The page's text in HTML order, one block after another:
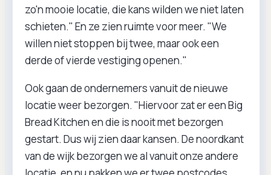
zo'n mooie locatie, die kans wilden we niet laten
schieten." En ze zien ruimte voor meer. "We
willen niet stoppen bij twee, maar ook een
derde of vierde vestiging openen."
Ook gaan de ondernemers vanuit de nieuwe
locatie weer bezorgen. "Hiervoor zat er een Big
Bread Kitchen en die is nooit met bezorgen
gestart. Dus wij zien daar kansen. De noordkant
van de wijk bezorgen we al vanuit onze andere